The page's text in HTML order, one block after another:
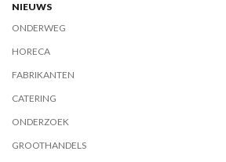
NIEUWS
ONDERWEG
HORECA
FABRIKANTEN
CATERING
ONDERZOEK
GROOTHANDELS